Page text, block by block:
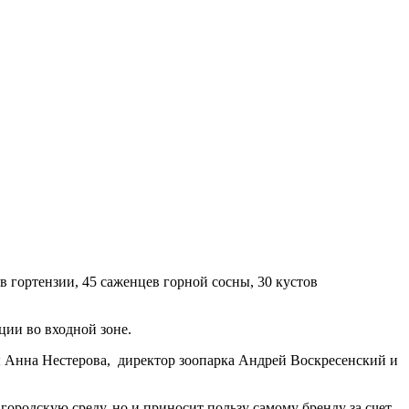
45 саженцев горной сосны, 30 кустов
во входной зоне.
Нестерова, директор зоопарка Андрей Воскресенский и